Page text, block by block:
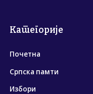
Категорије
Почетна
Српска памти
Избори